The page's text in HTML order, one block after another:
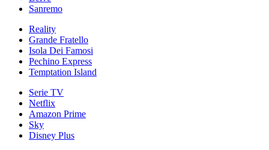
Sanremo
Reality
Grande Fratello
Isola Dei Famosi
Pechino Express
Temptation Island
Serie TV
Netflix
Amazon Prime
Sky
Disney Plus